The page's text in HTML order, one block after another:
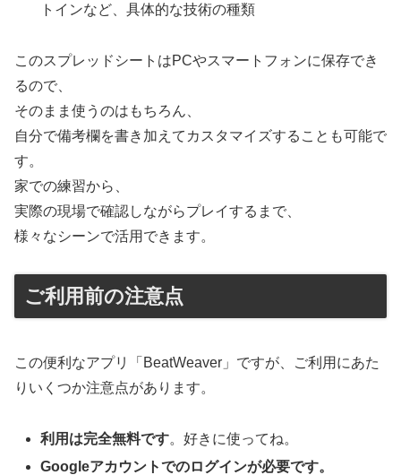
トインなど、具体的な技術の種類
このスプレッドシートはPCやスマートフォンに保存でき
るので、
そのまま使うのはもちろん、
自分で備考欄を書き加えてカスタマイズすることも可能で
す。
家での練習から、
実際の現場で確認しながらプレイするまで、
様々なシーンで活用できます。
ご利用前の注意点
この便利なアプリ「BeatWeaver」ですが、ご利用にあた
りいくつか注意点があります。
利用は完全無料です。好きに使ってね。
Googleアカウントでのログインが必要です。